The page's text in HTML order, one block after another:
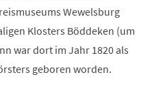
Wewelsburg
Klosters Böddeken (um
war dort im Jahr 1820 als
geboren worden.